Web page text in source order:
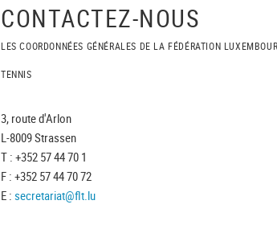
CONTACTEZ-NOUS
LES COORDONNÉES GÉNÉRALES DE LA FÉDÉRATION
TENNIS
3, route d'Arlon
L-8009 Strassen
T : +352 57 44 70 1
F : +352 57 44 70 72
E : secretariat@flt.lu